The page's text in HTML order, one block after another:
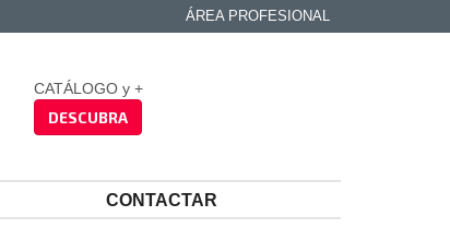
ÁREA PROFESIONAL
CATÁLOGO y +
DESCUBRA
CONTACTAR